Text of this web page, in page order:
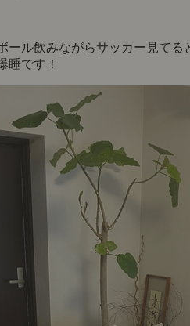
ール飲みながらサッカー見てる
睡です！